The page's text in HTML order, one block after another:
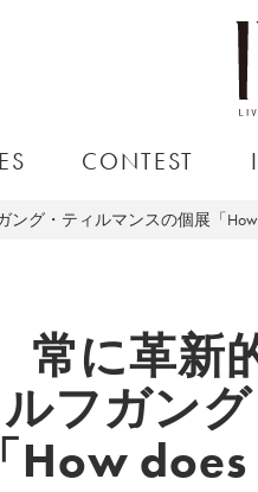
CONTEST
グ・ティルマンスの個展「How
常に革新
フガン
「How